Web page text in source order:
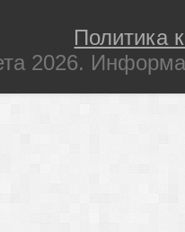
Политика
2026.